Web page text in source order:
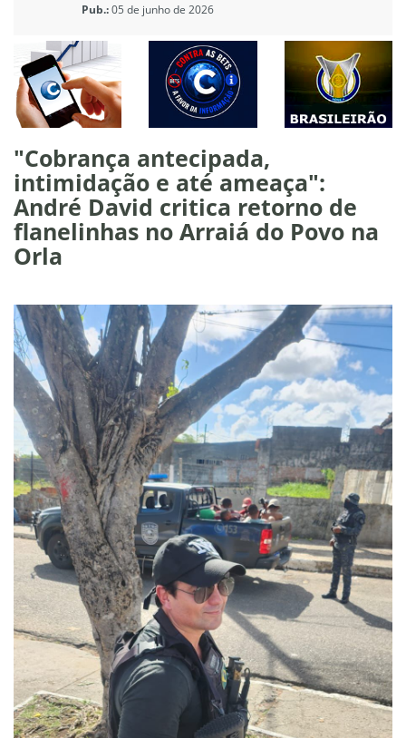
Pub.:05 de junho de 2026
"Cobrança antecipada,
intimidação e até ameaça":
André David critica retorno de
flanelinhas no Arraiá do Povo na
Orla